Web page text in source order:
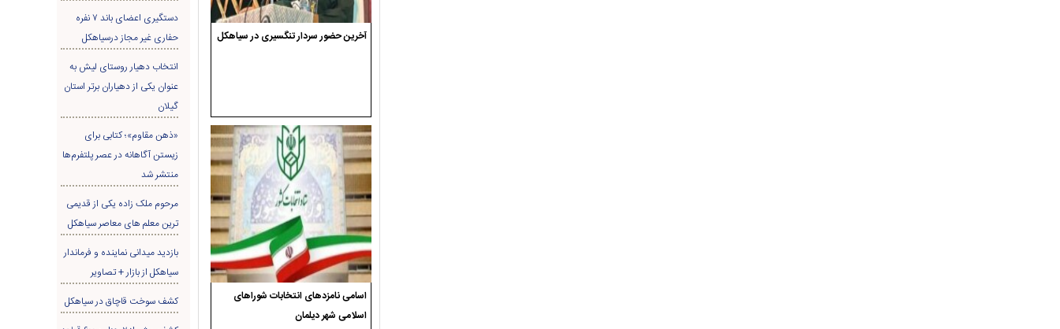
آخرین حضور سردار تنگسیری در سیاهکل
اسامی نامزدهای انتخابات شوراهای
اسلامی شهر دیلمان
دستگیری اعضای باند ۷ نفره
حفاری غير مجاز درسیاهکل
انتخاب دهیار روستای لیش به
عنوان یکی از دهیاران برتر استان
گیلان
«ذهن مقاوم»؛ کتابی برای
زیستن آگاهانه در عصر پلتفرم‌ها
منتشر شد
مرحوم ملک زاده یکی از قدیمی
ترین معلم های معاصر سیاهکل
بازدید میدانی نماینده و فرماندار
سیاهکل از بازار + تصاویر
کشف سوخت قاچاق در سياهکل